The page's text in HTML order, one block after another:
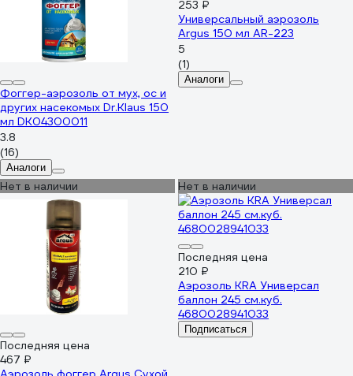
Фоггер-аэрозоль от мух, ос и
других насекомых Dr.Klaus 150
мл DK04300011
3.8
(16)
Аналоги
253 ₽
Универсальный аэрозоль
Argus 150 мл AR-223
5
(1)
Аналоги
Нет в наличии
Последняя цена
467 ₽
Нет в наличии
Последняя цена
210 ₽
Аэрозоль KRA Универсал
баллон 245 см.куб.
4680028941033
Подписаться